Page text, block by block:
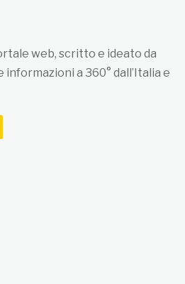
web, scritto e ideato da
a 360° dall’Italia e